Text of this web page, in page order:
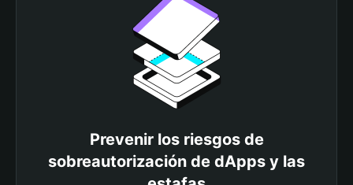
Prevenir los riesgos de
sobreautorización de dApps y las